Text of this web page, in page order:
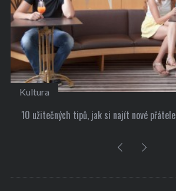
Kultura
10 užitečných tipů, jak si najít nové přátele